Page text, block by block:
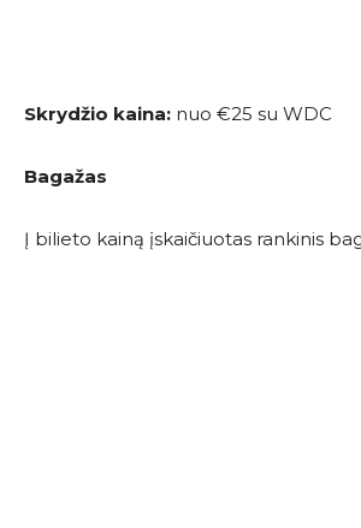
Skrydžio kaina: nuo €25 su WDC
Bagažas
Į bilieto kainą įskaičiuotas rankinis